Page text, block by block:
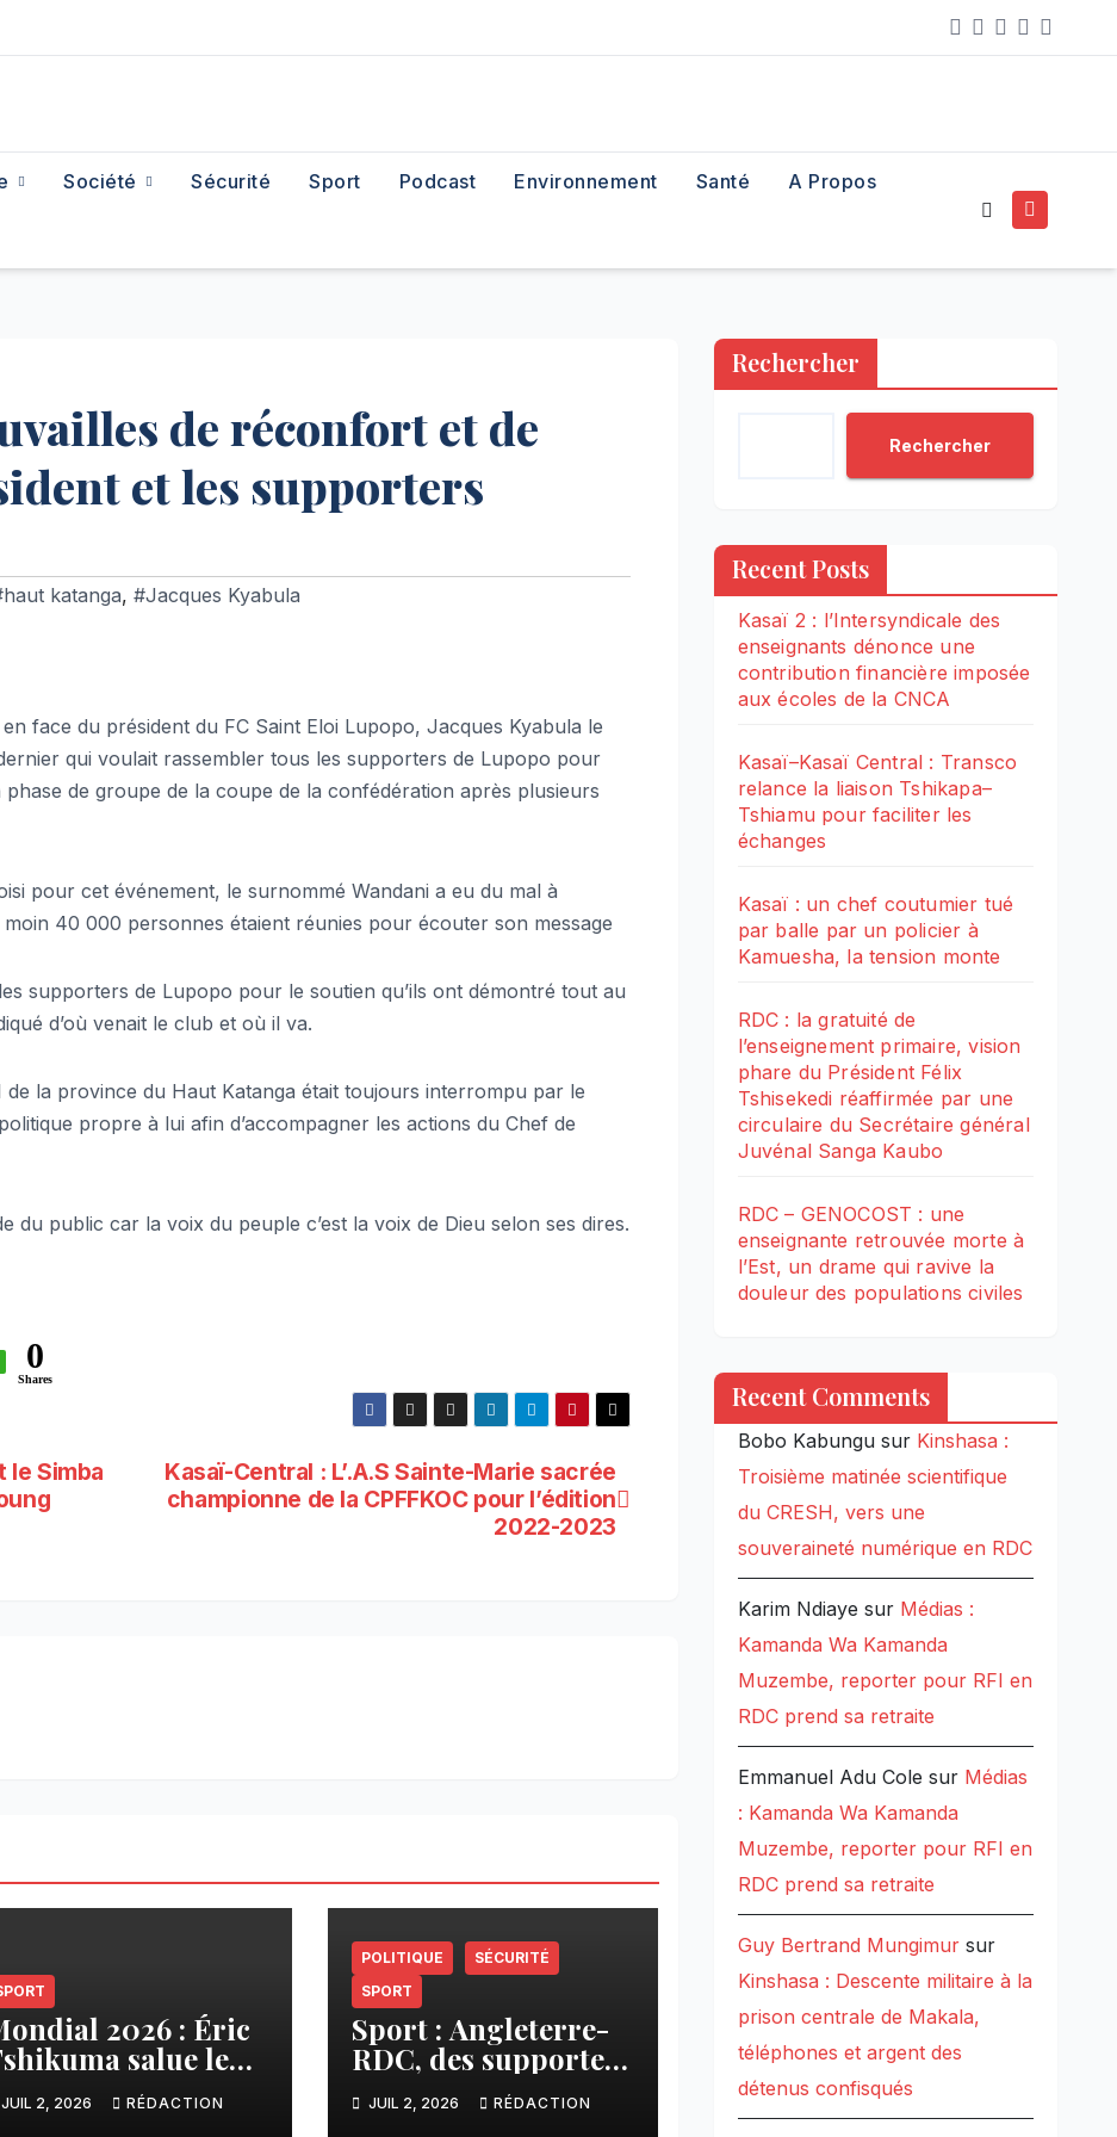
Société Sécurité Sport Podcast Environnement Santé A Propos
de réconfort et de
et les supporters
katanga, #Jacques Kyabula
en face du président du FC Saint Eloi Lupopo, Jacques Kyabula le
qui voulait rassembler tous les supporters de Lupopo pour
de groupe de la coupe de la confédération après plusieurs
pour cet événement, le surnommé Wandani a eu du mal à
40 000 personnes étaient réunies pour écouter son message
supporters de Lupopo pour le soutien qu’ils ont démontré tout au
d’où venait le club et où il va.
la province du Haut Katanga était toujours interrompu par le
propre à lui afin d’accompagner les actions du Chef de
du public car la voix du peuple c’est la voix de Dieu selon ses dires.
0
Shares
Kasaï-Central : L’.A.S Sainte-Marie sacrée
championne de la CPFFKOC pour l’édition
2022-2023
le Simba
2026 : Éric
salue le
héroïque
Léopards
JUIL 2, 2026 RÉDACTION
POLITIQUE
SÉCURITÉ
SPORT
Sport : Angleterre-
RDC, des supporters
interpellés et
d’autres conduits
JUIL 2, 2026 RÉDACTION
Rechercher
Rechercher
Recent Posts
Kasaï 2 : l’Intersyndicale des
enseignants dénonce une
contribution financière imposée
aux écoles de la CNCA
Kasaï–Kasaï Central : Transco
relance la liaison Tshikapa–
Tshiamu pour faciliter les
échanges
Kasaï : un chef coutumier tué
par balle par un policier à
Kamuesha, la tension monte
RDC : la gratuité de
l’enseignement primaire, vision
phare du Président Félix
Tshisekedi réaffirmée par une
circulaire du Secrétaire général
Juvénal Sanga Kaubo
RDC – GENOCOST : une
enseignante retrouvée morte à
l’Est, un drame qui ravive la
douleur des populations civiles
Recent Comments
Bobo Kabungusur Kinshasa :
Troisième matinée scientifique
du CRESH, vers une
souveraineté numérique en RDC
Karim Ndiaye sur Médias :
Kamanda Wa Kamanda
Muzembe, reporter pour RFI en
RDC prend sa retraite
Emmanuel Adu Cole sur Médias
: Kamanda Wa Kamanda
Muzembe, reporter pour RFI en
RDC prend sa retraite
Guy Bertrand Mungimursur
Kinshasa : Descente militaire à la
prison centrale de Makala,
téléphones et argent des
détenus confisqués